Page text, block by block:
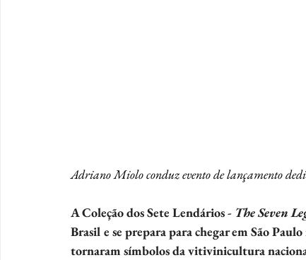
Adriano Miolo conduz evento de lançamento
A Coleção dos Sete Lendários - The Seven
Brasil e se prepara para chegar em São
tornaram símbolos da vitivinicultura